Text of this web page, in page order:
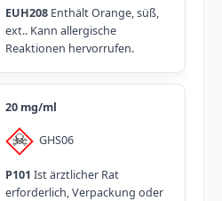
EUH208Enthält Orange, süß,
ext.. Kann allergische
Reaktionen hervorrufen.
20 mg/ml
GHS06
P101 Ist ärztlicher Rat
erforderlich, Verpackung oder